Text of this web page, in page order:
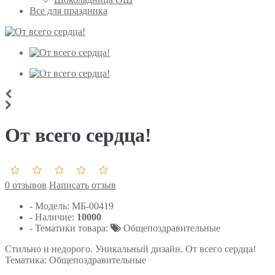
Все для праздника
От всего сердца!
0 отзывов Написать отзыв
- Модель: МБ-00419
- Наличие: 10000
- Тематики товара:
Общепоздравительные
Стильно и недорого. Уникальный дизайн. От всего сердца!
Тематика: Общепоздравительные